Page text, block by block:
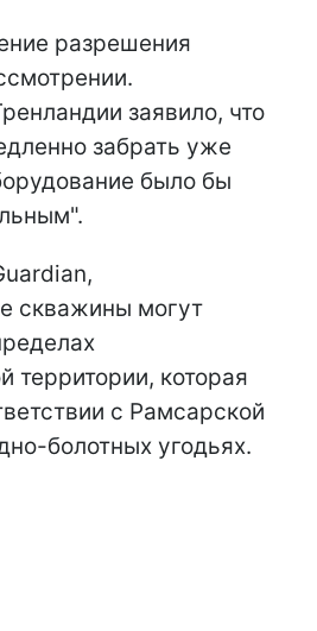
разрешения
заявило, что
забрать уже
было бы
скважины могут
территории, которая
с Рамсарской
болотных угодьях.